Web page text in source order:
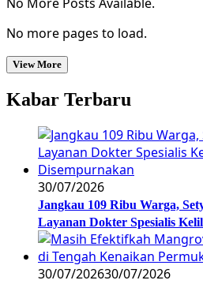
No more pages to load.
View More
Kabar Terbaru
30/07/2026
Jangkau 109 Ribu Warga,
Layanan Dokter Spesialis
30/07/202630/07/2026